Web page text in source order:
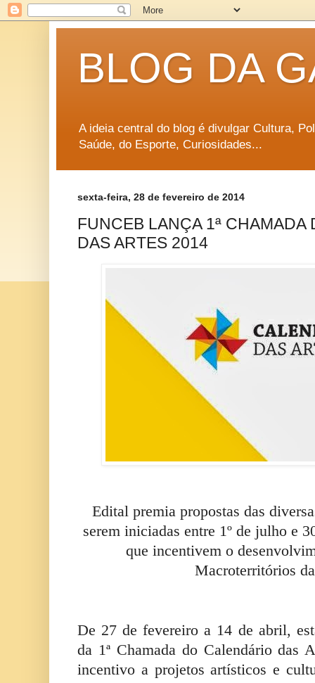
BLOG DA
A ideia central do blog é divulgar Cultura,
Saúde, do Esporte, Curiosidades...
sexta-feira, 28 de fevereiro de 2014
FUNCEB LANÇA 1ª CHAMADA
DAS ARTES 2014
Edital premia propostas das
serem iniciadas entre 1º de julho e
que incentivem o
Macroterritórios
De 27 de fevereiro a 14 de abril,
da 1ª Chamada do Calendário das
incentivo a projetos artísticos e